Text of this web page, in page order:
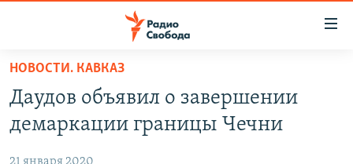
упрощенного
доступа
основному
ПОДКАСТЫ
АВТОРСКИЕ ПРОЕКТЫ
НОВОСТИ. КАВКАЗ
Даудов объявил о завершении
демаркации границы Чечни